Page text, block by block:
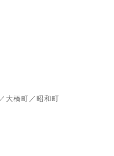
大橋町／昭和町